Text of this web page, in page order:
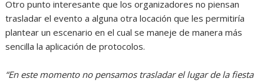
Otro punto interesante que los organizadores no piensan
trasladar el evento a alguna otra locación que les permitiría
plantear un escenario en el cual se maneje de manera más
sencilla la aplicación de protocolos.
“En este momento no pensamos trasladar el lugar de la fiesta